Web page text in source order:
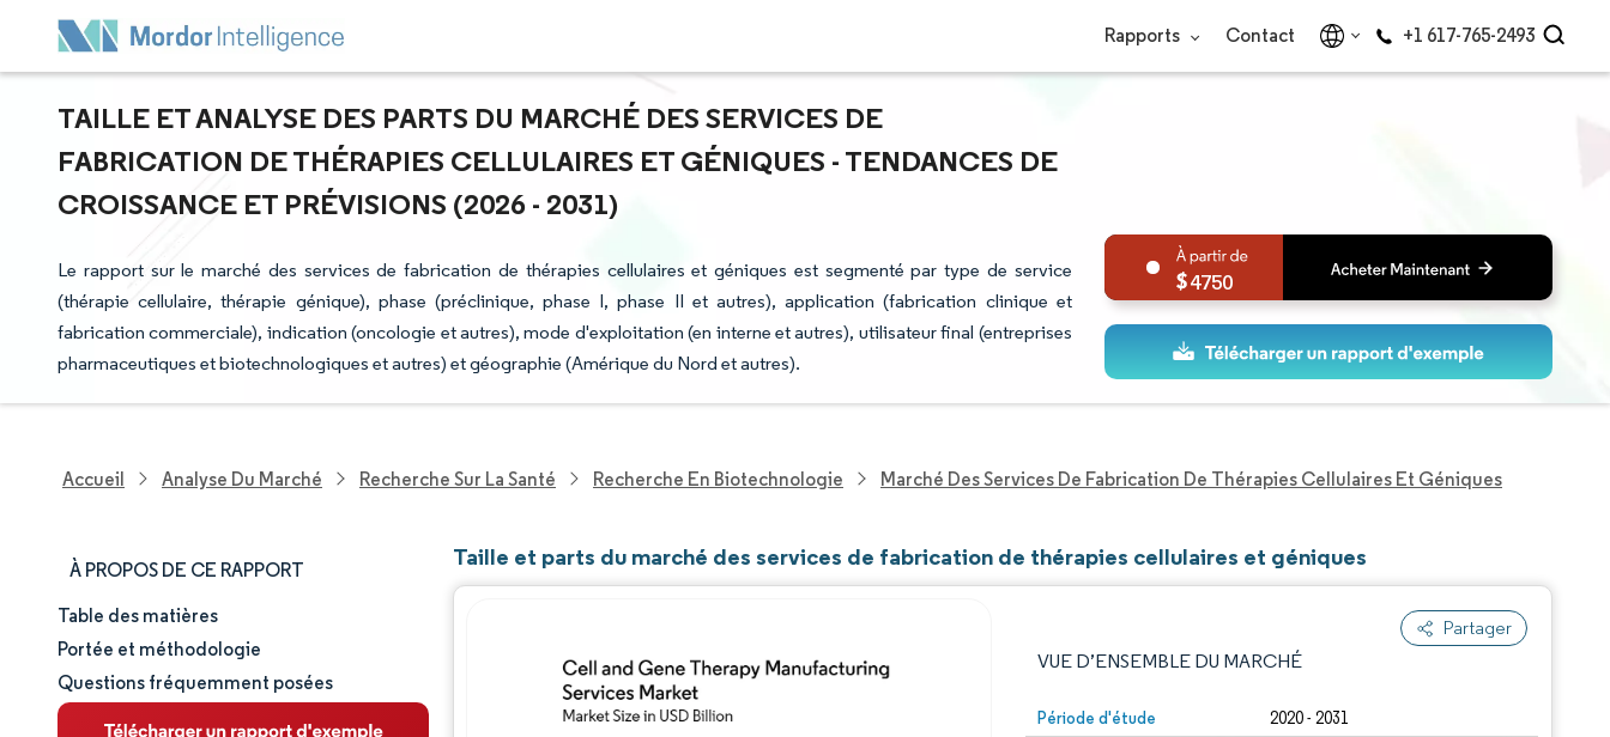
Rapports Contact +1 617-765-2493
TAILLE ET ANALYSE DES PARTS DU MARCHÉ DES SERVICES DE
FABRICATION DE THÉRAPIES CELLULAIRES ET GÉNIQUES - TENDANCES DE
CROISSANCE ET PRÉVISIONS (2026 - 2031)
Le rapport sur le marché des services de fabrication de thérapies cellulaires et géniques est segmenté par type de service
(thérapie cellulaire, thérapie génique), phase (préclinique, phase I, phase II et autres), application (fabrication clinique et
fabrication commerciale), indication (oncologie et autres), mode d'exploitation (en interne et autres), utilisateur final (entreprises
pharmaceutiques et biotechnologiques et autres) et géographie (Amérique du Nord et autres).
4750
Accueil Analyse Du Marché Recherche Sur La Santé Recherche En Biotechnologie Marché Des Services De Fabrication De Thérapies Cellulaires Et Géniques
À PROPOS DE CE RAPPORT
Taille et part de marché
Analyse du marché
Table des matières
Portée et méthodologie
Questions fréquemment posées
Taille et parts du marché des services de fabrication de thérapies cellulaires et géniques
Partager
VUE D’ENSEMBLE DU MARCHÉ
Période d'étude 2020 - 2031